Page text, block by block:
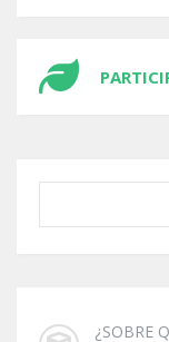
¿SOBRE